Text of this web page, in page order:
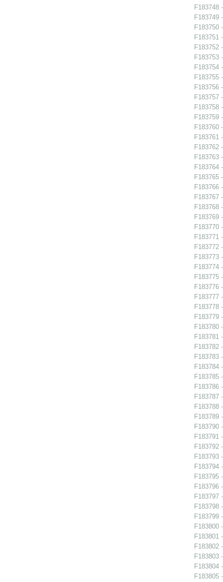
F183748
F183749
F183750
F183751
F183752
F183753
F183754
F183755
F183756
F183757
F183758
F183759
F183760
F183761
F183762
F183763
F183764
F183765
F183766
F183767
F183768
F183769
F183770
F183771
F183772
F183773
F183774
F183775
F183776
F183777
F183778
F183779
F183780
F183781
F183782
F183783
F183784
F183785
F183786
F183787
F183788
F183789
F183790
F183791
F183792
F183793
F183794
F183795
F183796
F183797
F183798
F183799
F183800
F183801
F183802
F183803
F183804
F183805